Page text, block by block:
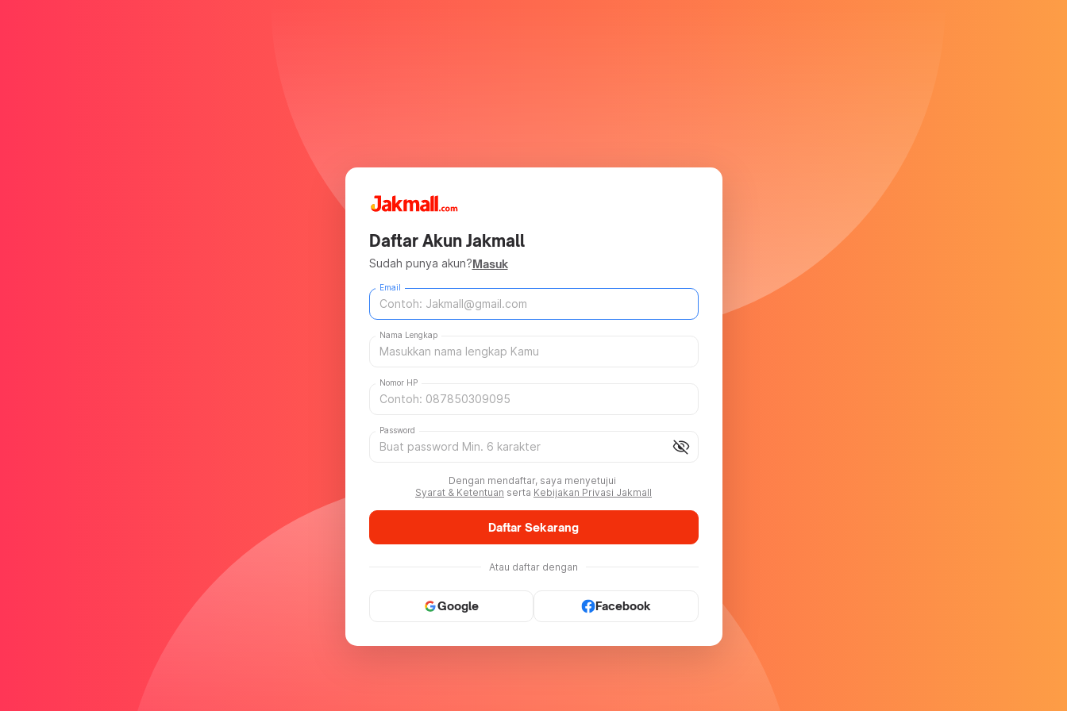
Daftar Akun Jakmall
Sudah punya akun?Masuk
Email
Nama Lengkap
Nomor HP
visibility_off
Password
Dengan mendaftar, saya menyetujui
Syarat & Ketentuan serta Kebijakan Privasi Jakmall
Daftar Sekarang
Atau daftar dengan
Google Facebook